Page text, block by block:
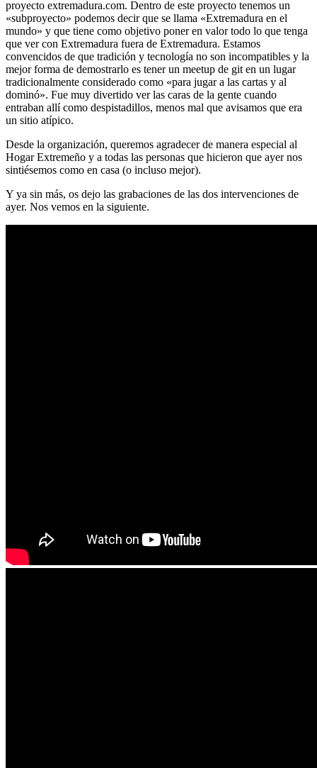
proyecto extremadura.com. Dentro de este proyecto tenemos un
«subproyecto» podemos decir que se llama «Extremadura en el
mundo» y que tiene como objetivo poner en valor todo lo que tenga
que ver con Extremadura fuera de Extremadura. Estamos
convencidos de que tradición y tecnología no son incompatibles y la
mejor forma de demostrarlo es tener un meetup de git en un lugar
tradicionalmente considerado como «para jugar a las cartas y al
dominó». Fue muy divertido ver las caras de la gente cuando
entraban allí como despistadillos, menos mal que avisamos que era
un sitio atípico.
Desde la organización, queremos agradecer de manera especial al
Hogar Extremeño y a todas las personas que hicieron que ayer nos
sintiésemos como en casa (o incluso mejor).
Y ya sin más, os dejo las grabaciones de las dos intervenciones de
ayer. Nos vemos en la siguiente.